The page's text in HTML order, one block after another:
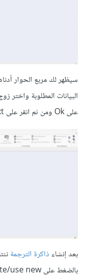
سيظهر لك مربع الحوار
البيانات المطلوبة واختر
على Ok ومن ثم انقر على Next.
بعد إنشاء ذاكرة الترجمة
بالضغط على Create/use new.